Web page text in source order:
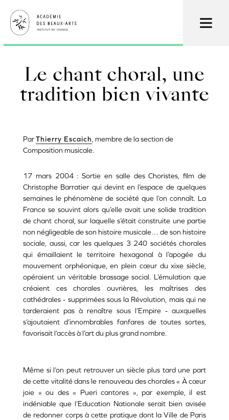
main
content
Le chant choral, une
tradition bien vivante
ParThierry Escaich, membre de la section de
Composition musicale.
17 mars 2004 : Sortie en salle des Choristes, film de
Christophe Barratier qui devint en l’espace de quelques
semaines le phénomène de société que l’on connaît. La
France se souvint alors qu’elle avait une solide tradition
de chant choral, sur laquelle s’était construite une partie
non négligeable de son histoire musicale… de son histoire
sociale, aussi, car les quelques 3 240 sociétés chorales
qui émaillaient le territoire hexagonal à l’apogée du
mouvement orphéonique, en plein cœur du xixe siècle,
opéraient un véritable brassage social. L’émulation que
créaient ces chorales ouvrières, les maîtrises des
cathédrales - supprimées sous la Révolution, mais qui ne
tarderaient pas à renaître sous l’Empire - auxquelles
s’ajoutaient d’innombrables fanfares de toutes sortes,
favorisait l’accès à l’art du plus grand nombre.
Même si l’on peut retrouver un siècle plus tard une part
de cette vitalité dans le renouveau des chorales « À cœur
joie » ou des « Pueri cantores », par exemple, il est
indéniable que l’Education Nationale serait bien avisée
de redonner corps à cette pratique dont la Ville de Paris